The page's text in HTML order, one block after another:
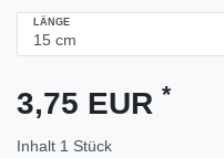
LÄNGE
3,75 EUR *
Inhalt 1 Stück